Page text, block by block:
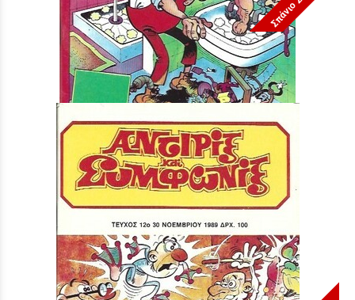
ΤΕΥΧΟΣ ΝΟ 13***
Τιμή: 3,90 €